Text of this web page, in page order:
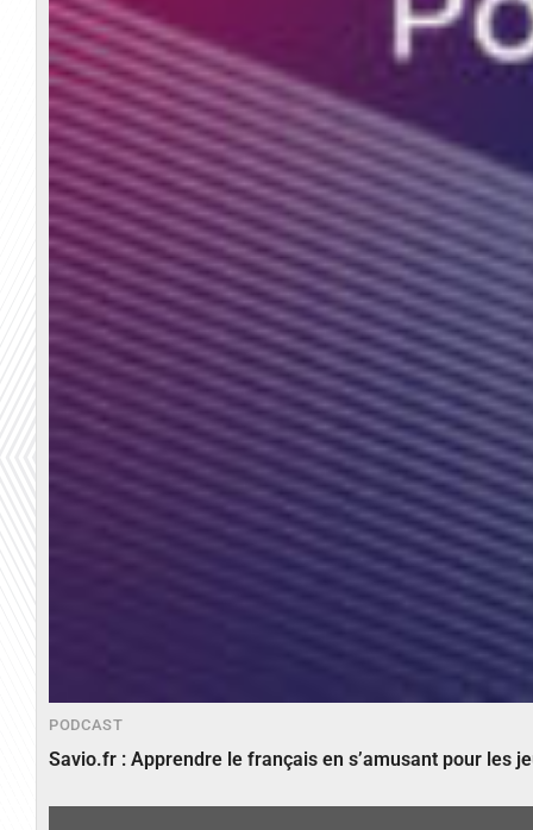
PODCAST
Savio.fr : Apprendre le français en s’amusant pour les